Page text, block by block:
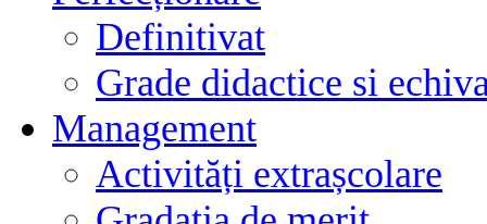
Definitivat
Grade didactice si
Management
Activități extrașcolare